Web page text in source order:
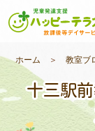
私たち
未就
小学生
ホーム ＞教室ブ
十三駅